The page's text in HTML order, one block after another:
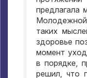
предлагала
таких
здоровье
момент
в порядке,
решил, что